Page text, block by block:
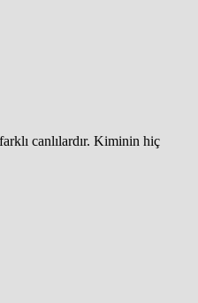
canlılardır. Kiminin hiç